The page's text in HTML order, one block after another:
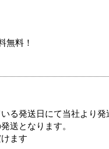
無料！
る発送日にて当社より発
送となります。
ます